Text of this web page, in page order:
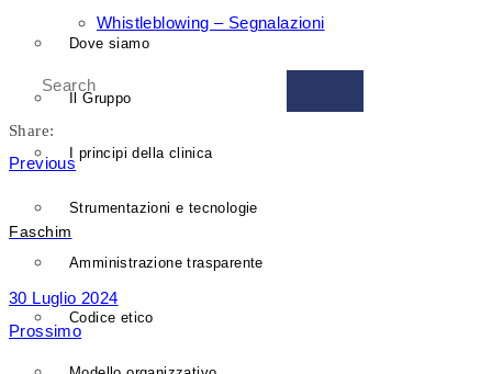
Dove siamo
Il Gruppo
I principi della clinica
Strumentazioni e tecnologie
Amministrazione trasparente
Codice etico
Whistleblowing – Segnalazioni
Share:
Previous
Faschim
30 Luglio 2024
Prossimo